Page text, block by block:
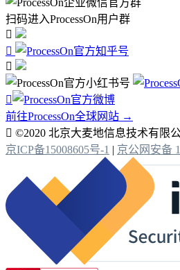
扫码进入ProcessOn用户群




前往ProcessOn全球网站 →
 ©2020 北京大麦地信息技术有限
京ICP备15008605号-1 | 京公网安备